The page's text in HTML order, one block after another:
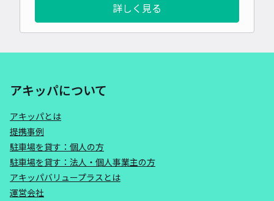
詳しく見る
アキッパについて
アキッパとは
提携事例
駐車場を貸す：個人の方
駐車場を貸す：法人・個人事業主の方
アキッパバリュープラスとは
運営会社